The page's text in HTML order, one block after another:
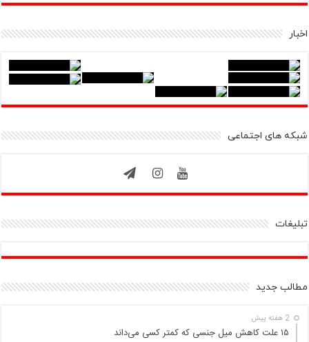
اخبار
شبکه های اجتماعی
تبلیغات
مطالب جدید
2 هفته پیش
۱۵ علت کاهش میل جنسی که کمتر کسی می‌داند